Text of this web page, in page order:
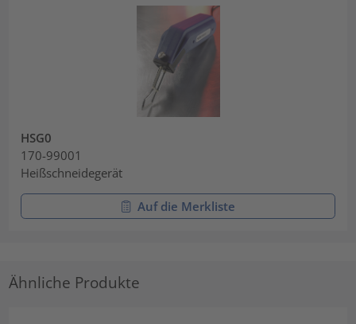
HSG0
170-99001
Heißschneidegerät
Auf die Merkliste
Ähnliche Produkte